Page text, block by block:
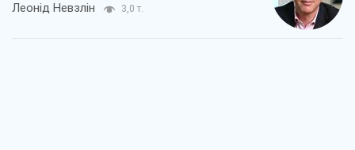
Леонід Невзлін 3,0 т.